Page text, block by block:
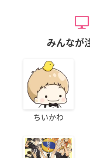
みんなが
ちいかわ